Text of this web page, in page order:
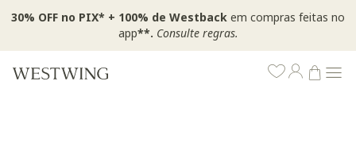
30% OFF no PIX* + 100% de Westback em compras feitas no
app**. Consulte regras.